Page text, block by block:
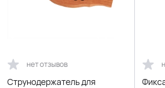
нет отзывов
Струнодержатель для